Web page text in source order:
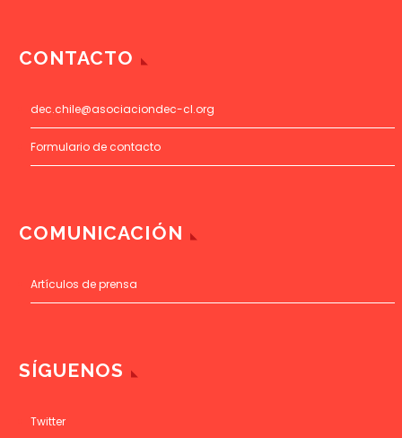
CONTACTO
dec.chile@asociaciondec-cl.org
Formulario de contacto
COMUNICACIÓN
Artículos de prensa
SÍGUENOS
Twitter